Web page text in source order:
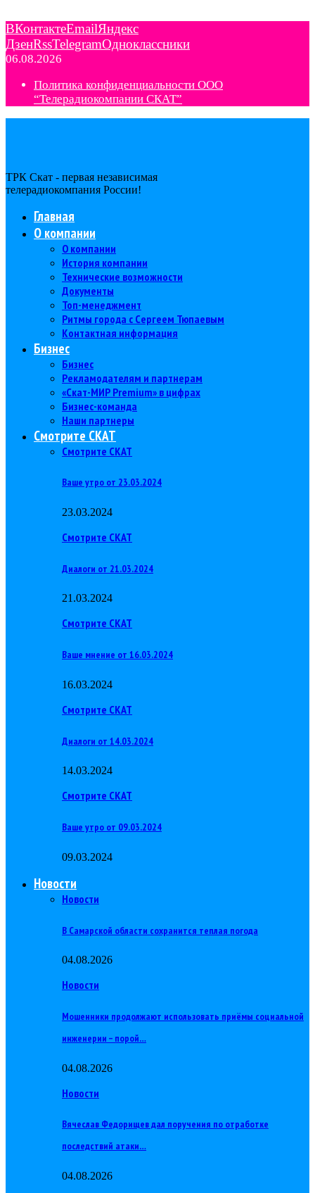
ВКонтактеEmailЯндекс
ДзенRssTelegramОдноклассники
06.08.2026
Политика конфиденциальности ООО
“Телерадиокомпании СКАТ”
ТРК Скат - первая независимая
телерадиокомпания Роcсии!
Главная
О компании
О компании
История компании
Технические возможности
Документы
Топ-менеджмент
Ритмы города с Сергеем Тюпаевым
Контактная информация
Бизнес
Бизнес
Рекламодателям и партнерам
«Скат-МИР Premium» в цифрах
Бизнес-команда
Наши партнеры
Смотрите СКАТ
Смотрите СКАТ
Ваше утро от 23.03.2024
23.03.2024
Смотрите СКАТ
Диалоги от 21.03.2024
21.03.2024
Смотрите СКАТ
Ваше мнение от 16.03.2024
16.03.2024
Смотрите СКАТ
Диалоги от 14.03.2024
14.03.2024
Смотрите СКАТ
Ваше утро от 09.03.2024
09.03.2024
Новости
Новости
В Самарской области сохранится теплая погода
04.08.2026
Новости
Мошенники продолжают использовать приёмы социальной
инженерии – порой…
04.08.2026
Новости
Вячеслав Федорищев дал поручения по отработке
последствий атаки…
04.08.2026